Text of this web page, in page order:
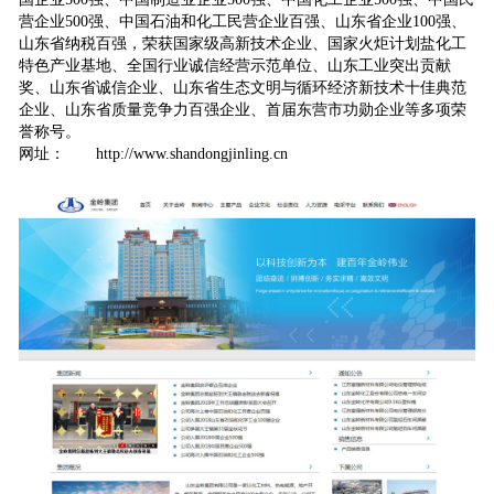
营企业500强、中国石油和化工民营企业百强、山东省企业100强、
山东省纳税百强，荣获国家级高新技术企业、国家火炬计划盐化工
特色产业基地、全国行业诚信经营示范单位、山东工业突出贡献
奖、山东省诚信企业、山东省生态文明与循环经济新技术十佳典范
企业、山东省质量竞争力百强企业、首届东营市功勋企业等多项荣
誉称号。
网址： http://www.shandongjinling.cn